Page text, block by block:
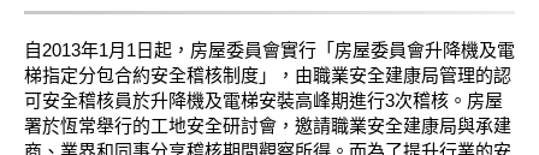
自2013年1月1日起，房屋委員會實行「房屋委員會升降機及電
梯指定分包合約安全稽核制度」，由職業安全建康局管理的認
可安全稽核員於升降機及電梯安裝高峰期進行3次稽核。房屋
署於恆常舉行的工地安全研討會，邀請職業安全建康局與承建
商、業界和同事分享稽核期間觀察所得。而為了提升行業的安